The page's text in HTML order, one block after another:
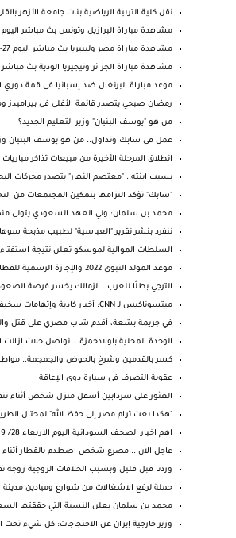
نقل كلية التربية الرياضية بنات جامعة الأزهر
مشاهدة مباراة البرازيل وتونس بث مباشر اليوم
مشاهدة مباراة مصر وليبيريا بث مباشر اليوم 27-9-202...
مشاهدة مباراة الجزائر ونيجيريا الودية بث مباشر
موعد مباراة البرتغال ضد إسبانيا فى قمة دوري
رمضان صبحي يتصدر قائمة الأغلى فى
من هو "يوسف البنيان" وزير التعليم الجديد؟
عمل في سابك وتداول.. من هو يوسف البنيان
انطلاق المرحلة الأخيرة من مبيعات تذاكر
بسبب ابنته.. "معتصم النهار" يتصدر محركات
"سابك" تؤكد التزامها بتمكين المجتمعات من
محمد بن سلمان: ولي العهد السعودي يتولى
ننفرد بنشر تقرير "العباسية" لطبيب مذبحة
السلطات الموالية لموسكو تعلن نتيجة
موعد المولد النبوي 2022 والإجازة الرسمية للقطاع ال...
الترجي بطلًا للعرب.. الزمالك يخسر فرصة
ميتسوتاكيس لـ CNN: أخبار كاذبة وإتهامات سخيفة من ت...
في جريمة بشعة، أقدم شاب مصري على قتل
الوحدة المحلية باولادحمزة... تواصل حلات ازالت
كسر بالقدمين وشرخ بالحوض والجمجمة..
عقوبة التصرف فى سيارة ذوى الإعاقة
العثور على سردابين أسفل منزل شخص أثناء
"هكذا بعت ترام مصر إلى حفظ الله"المحتال
اهم اخبار الصحف السودانية اليوم الاربعاء 28/ 9 /2022
عاجل الان ...مصرع شخص اصطدم بالقطار أثناء
وردنا قبل قليل وبسبب الخلافات الزوجية زوجه
حملة لرفع الاشغالات من شوارع وميادين مدينة
محمد بن سلمان يعلن النسبة التي حققتها
وزير خارجية إيران عن الاحتجاجات: كل شيء تحت